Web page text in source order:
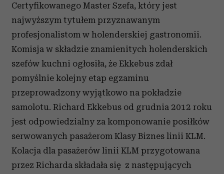
Certyfikowanego Master Szefa, który jest
najwyższym tytułem przyznawanym
profesjonalistom w holenderskiej gastronomii.
Komisja w składzie znamienitych holenderskich
szefów kuchni ogłosiła, że Ekkebus zdał
pomyślnie kolejny etap egzaminu
przeprowadzony wyjątkowo na pokładzie
samolotu. Richard Ekkebus od grudnia 2012 roku
jest odpowiedzialny za komponowanie posiłków
serwowanych pasażerom Klasy Biznes linii KLM.
Kolacja dla pasażerów linii KLM przygotowana
przez Richarda składała się z następujących